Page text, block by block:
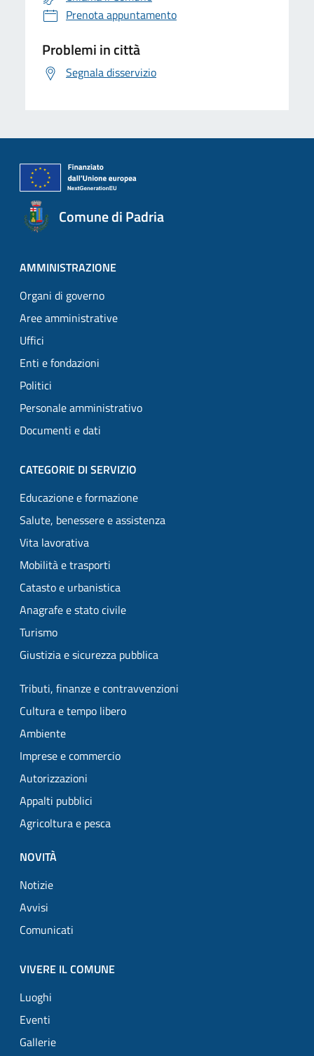
Prenota appuntamento
Problemi in città
Segnala disservizio
Comune di Padria
AMMINISTRAZIONE
Organi di governo
Aree amministrative
Uffici
Enti e fondazioni
Politici
Personale amministrativo
Documenti e dati
CATEGORIE DI SERVIZIO
Educazione e formazione
Salute, benessere e assistenza
Vita lavorativa
Mobilità e trasporti
Catasto e urbanistica
Anagrafe e stato civile
Turismo
Giustizia e sicurezza pubblica
Tributi, finanze e contravvenzioni
Cultura e tempo libero
Ambiente
Imprese e commercio
Autorizzazioni
Appalti pubblici
Agricoltura e pesca
NOVITÀ
Notizie
Avvisi
Comunicati
VIVERE IL COMUNE
Luoghi
Eventi
Gallerie